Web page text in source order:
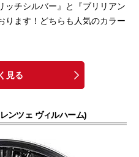
ッチシルバー』と『ブリリアン
ります！どちらも人気のカラー
見る
ンツェ ヴィルハーム)